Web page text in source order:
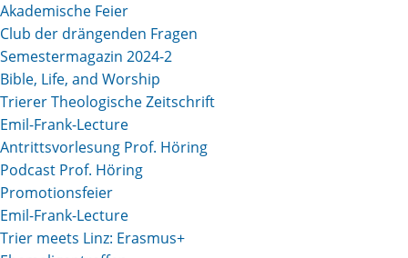
Akademische Feier
Club der drängenden Fragen
Semestermagazin 2024-2
Bible, Life, and Worship
Trierer Theologische Zeitschrift
Emil-Frank-Lecture
Antrittsvorlesung Prof. Höring
Podcast Prof. Höring
Promotionsfeier
Emil-Frank-Lecture
Trier meets Linz: Erasmus+